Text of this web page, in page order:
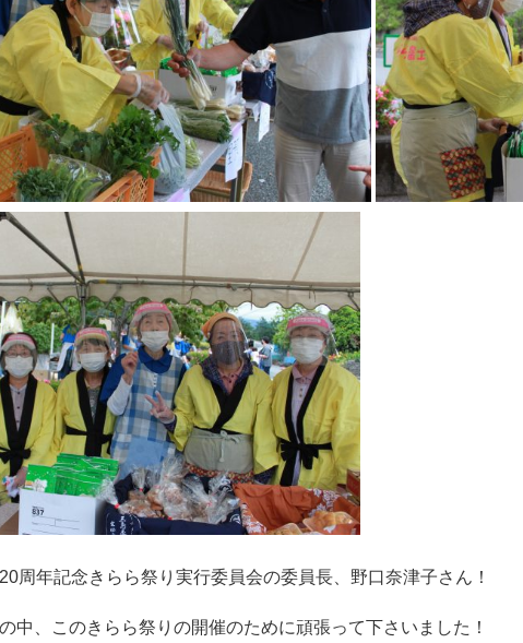
周年記念きらら祭り実行委員会の委員長、野口奈津子さん！
中、このきらら祭りの開催のために頑張って下さいました！